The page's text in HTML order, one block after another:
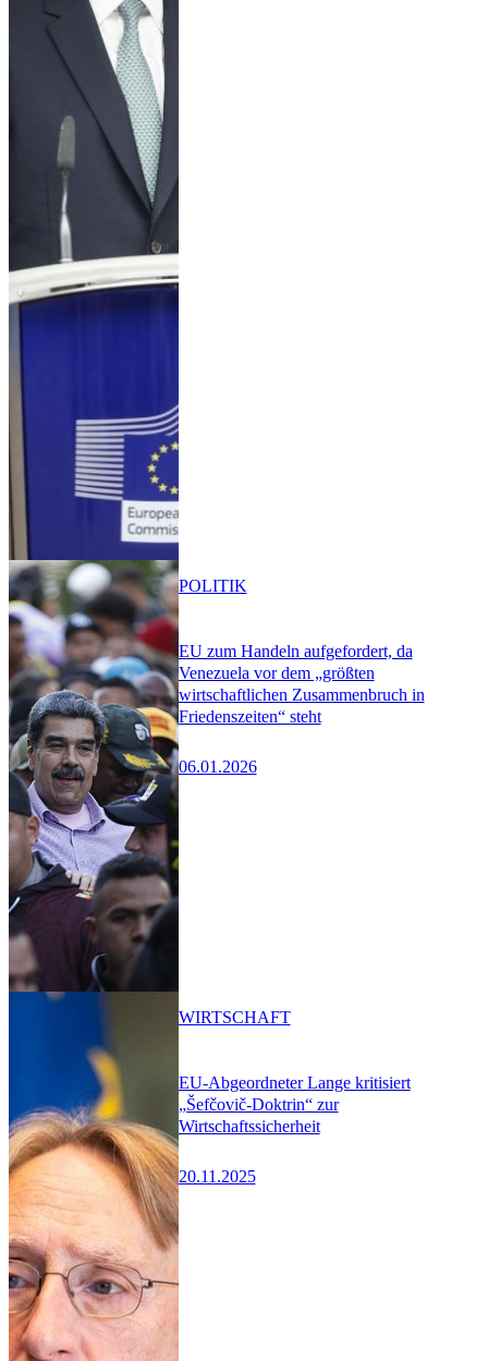
EU zum Handeln aufgefordert, da
Venezuela vor dem „größten
wirtschaftlichen Zusammenbruch in
Friedenszeiten“ steht
06.01.2026
POLITIK
EU-Abgeordneter Lange kritisiert
„Šefčovič-Doktrin“ zur
Wirtschaftssicherheit
20.11.2025
WIRTSCHAFT